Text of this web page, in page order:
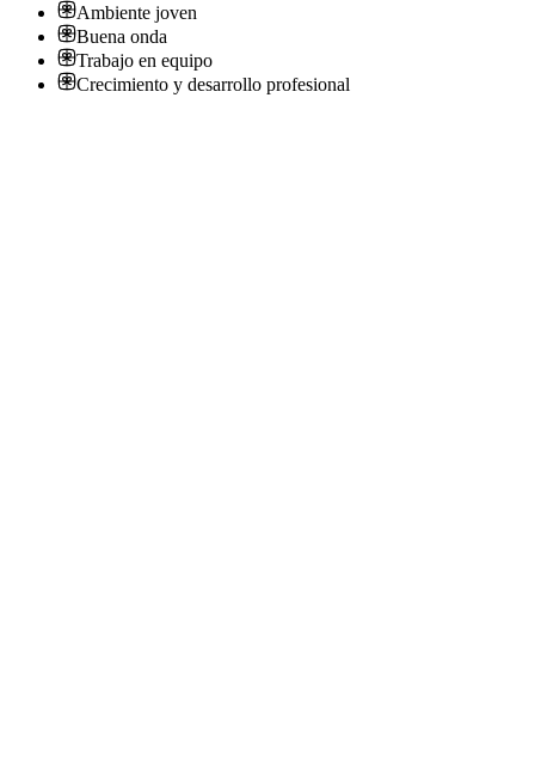
Ambiente joven
Buena onda
Trabajo en equipo
Crecimiento y desarrollo profesional